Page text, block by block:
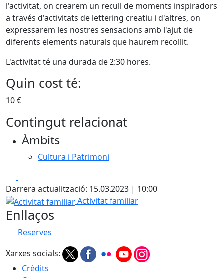
l'activitat, on crearem un recull de moments inspiradors
a través d'activitats de lettering creatiu i d'altres, on
expressarem les nostres sensacions amb l'ajut de
diferents elements naturals que haurem recollit.
L'activitat té una durada de 2:30 hores.
Quin cost té:
10 €
Contingut relacionat
Àmbits
Cultura i Patrimoni
Darrera actualització: 15.03.2023 | 10:00
Activitat familiar
Activitat familiar
Enllaços
Reserves
Xarxes socials:
Crèdits